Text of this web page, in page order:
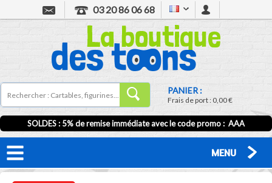
03 20 86 06 68
PANIER :
Frais de port :0,00 €
SOLDES : 5% de remise immédiate avec le code promo : AAA
MENU